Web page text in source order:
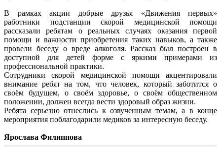
В рамках акции добрые друзья «Движения первых»
работники подстанции скорой медицинской помощи
рассказали ребятам о реальных случаях оказания первой
помощи и важности приобретения таких навыков, а также
провели беседу о вреде алкоголя. Рассказ был построен в
доступной для детей форме с яркими примерами из
профессиональной практики.
Сотрудники скорой медицинской помощи акцентировали
внимание ребят на том, что человек, который заботится о
своём будущем, о своём здоровье, о своём общественном
положении, должен всегда вести здоровый образ жизни.
Ребята серьезно отнеслись к озвученным темам, а в конце
мероприятия поблагодарили медиков за интересную беседу.
Ярослава Филиппова